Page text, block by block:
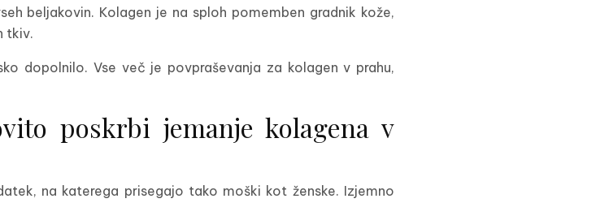
beljakovin. Kolagen je na sploh pomemben gradnik kože,
tkiv.
dopolnilo. Vse več je povpraševanja za kolagen v prahu,
poskrbi jemanje kolagena v
na katerega prisegajo tako moški kot ženske. Izjemno